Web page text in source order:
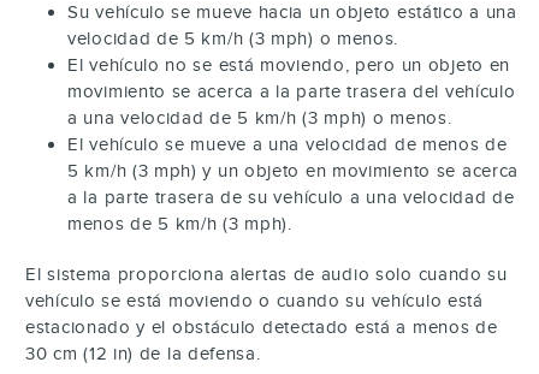
Su vehículo se mueve hacia un objeto estático a una
velocidad de 5 km/h (3 mph) o menos.
El vehículo no se está moviendo, pero un objeto en
movimiento se acerca a la parte trasera del vehículo
a una velocidad de 5 km/h (3 mph) o menos.
El vehículo se mueve a una velocidad de menos de
5 km/h (3 mph) y un objeto en movimiento se acerca
a la parte trasera de su vehículo a una velocidad de
menos de 5 km/h (3 mph).
El sistema proporciona alertas de audio solo cuando su
vehículo se está moviendo o cuando su vehículo está
estacionado y el obstáculo detectado está a menos de
30 cm (12 in) de la defensa.